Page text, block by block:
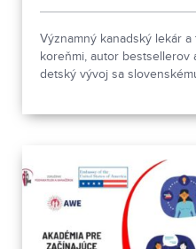
Významný kanadský lekár
koreňmi, autor bestsellerov
detský vývoj sa